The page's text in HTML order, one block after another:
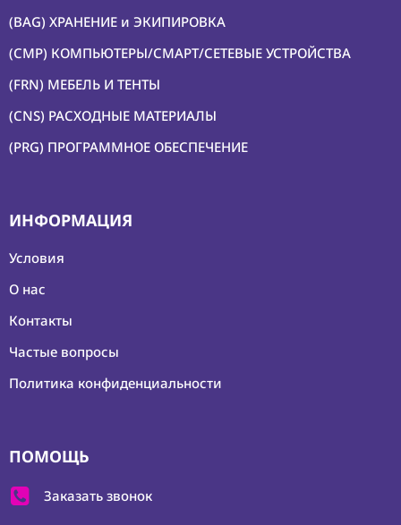
(CMM) СВЯЗЬ И
TIMECODE
(PWR)
ЭЛЕКТРОПИТАНИЕ
(DAT) НОСИТЕЛИ
ИНФОРМАЦИИ
(BAG) ХРАНЕНИЕ и
КОМПЬЮТЕРЫ/
СМАРТ/СЕТЕВЫЕ
УСТРОЙСТВА
ТЕНТЫ
(CNS) РАСХОДНЫЕ
ПРОГРАММНОЕ
Аренда
Постпродакшн
(BAG) ХРАНЕНИЕ и ЭКИПИРОВКА
(CMP) КОМПЬЮТЕРЫ/СМАРТ/СЕТЕВЫЕ УСТРОЙСТВА
(FRN) МЕБЕЛЬ И ТЕНТЫ
(CNS) РАСХОДНЫЕ МАТЕРИАЛЫ
(PRG) ПРОГРАММНОЕ ОБЕСПЕЧЕНИЕ
ИНФОРМАЦИЯ
Условия
О нас
Контакты
Частые вопросы
Политика конфиденциальности
ПОМОЩЬ
Заказать звонок